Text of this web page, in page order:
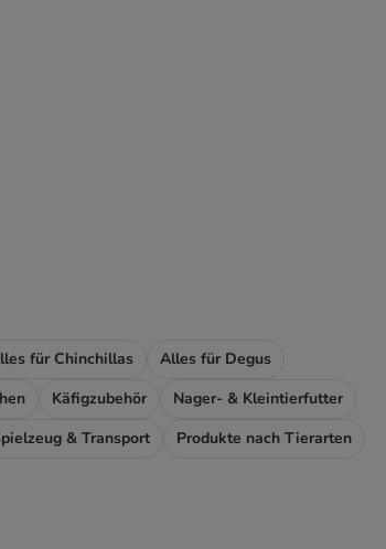
für Chinchillas
Alles für Degus
Käfigzubehör
Nager- & Kleintierfutter
& Transport Produkte nach Tierarten